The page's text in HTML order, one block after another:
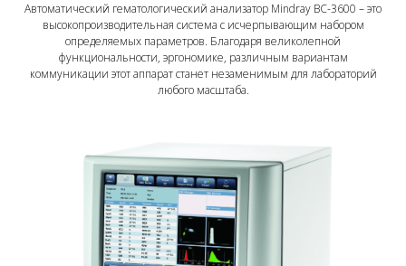
Автоматический гематологический анализатор Mindray BC-3600 – это
высокопроизводительная система с исчерпывающим набором
определяемых параметров. Благодаря великолепной
функциональности, эргономике, различным вариантам
коммуникации этот аппарат станет незаменимым для лабораторий
любого масштаба.